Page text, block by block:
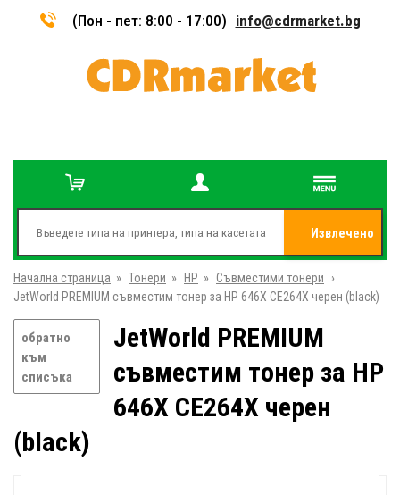
(Пон - пет: 8:00 - 17:00) info@cdrmarket.bg
Извлечено
от
Начална страница » Тонери » HP » Съвместими тонери
»
JetWorld PREMIUM съвместим тонер за HP 646X CE264X черен (black)
обратно
към
списъка
JetWorld PREMIUM
съвместим тонер за HP
646X CE264X черен
(black)